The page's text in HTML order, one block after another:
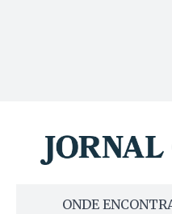
ONDE